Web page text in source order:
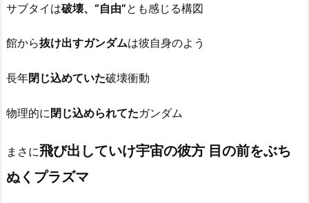
サブタイは破壊、“自由”とも感じる構図
館から抜け出すガンダムは彼自身のよう
長年閉じ込めていた破壊衝動
物理的に閉じ込められてたガンダム
まさに飛び出していけ宇宙の彼方 目の前をぶち
ぬくプラズマ